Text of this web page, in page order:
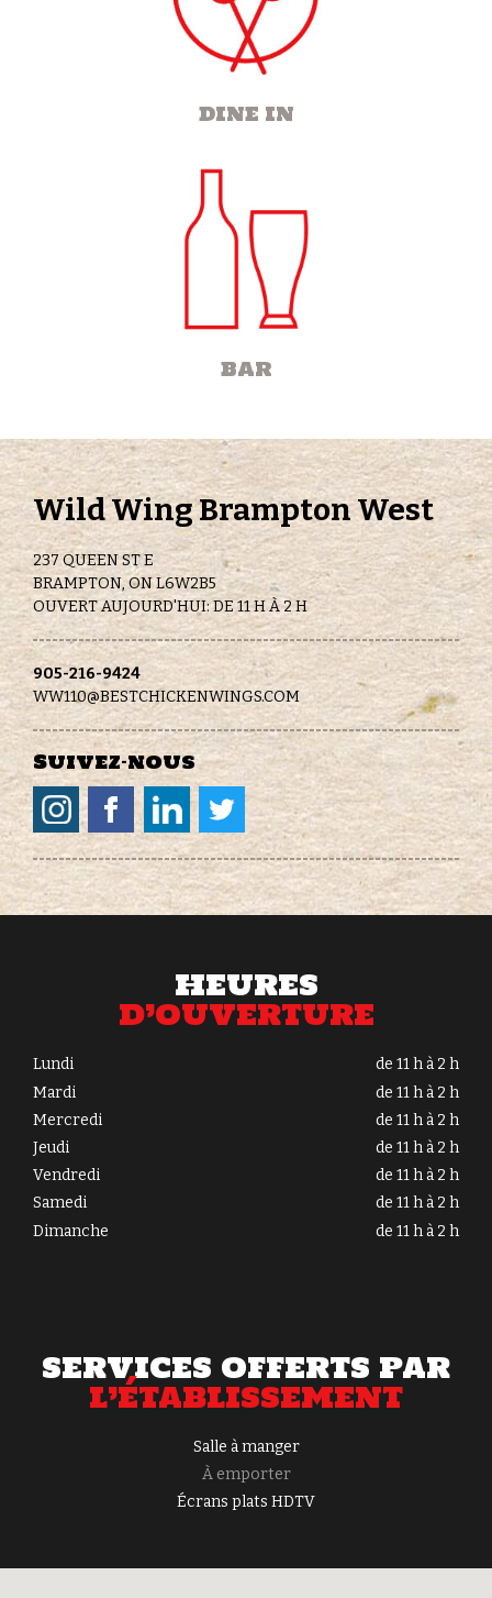
DINE IN
BAR
Wild Wing Brampton West
237 QUEEN ST E
BRAMPTON, ON L6W2B5
OUVERT AUJOURD'HUI: DE 11 H À 2 H
905-216-9424
WW110@BESTCHICKENWINGS.COM
Suivez-nous
HEURES
D’OUVERTURE
Lundi
de 11 h à 2 h
Mardi
de 11 h à 2 h
Mercredi
de 11 h à 2 h
Jeudi
de 11 h à 2 h
Vendredi
de 11 h à 2 h
Samedi
de 11 h à 2 h
Dimanche
de 11 h à 2 h
SERVICES OFFERTS PAR
L’ÉTABLISSEMENT
Salle à manger
À emporter
Écrans plats HDTV